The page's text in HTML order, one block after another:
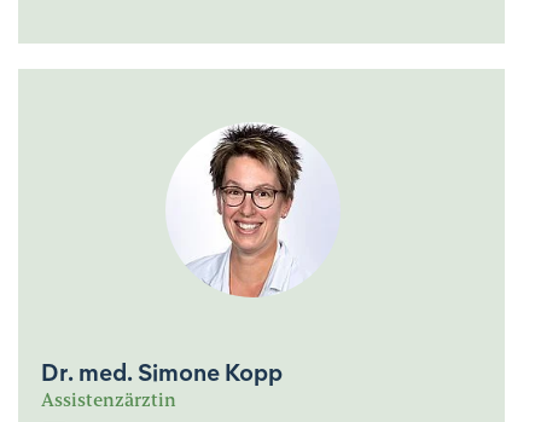
Dr. med. Simone Kopp
Assistenzärztin